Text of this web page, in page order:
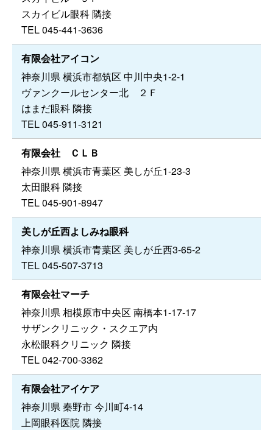
スカイビル眼科 隣接
TEL 045-441-3636
有限会社アイコン
神奈川県 横浜市都筑区 中川中央1-2-1
ヴァンクールセンター北 ２Ｆ
はまだ眼科 隣接
TEL 045-911-3121
有限会社 ＣＬＢ
神奈川県 横浜市青葉区 美しが丘1-23-3
太田眼科 隣接
TEL 045-901-8947
美しが丘西よしみね眼科
神奈川県 横浜市青葉区 美しが丘西3-65-2
TEL 045-507-3713
有限会社マーチ
神奈川県 相模原市中央区 南橋本1-17-17
サザンクリニック・スクエア内
永松眼科クリニック 隣接
TEL 042-700-3362
有限会社アイケア
神奈川県 秦野市 今川町4-14
上岡眼科医院 隣接